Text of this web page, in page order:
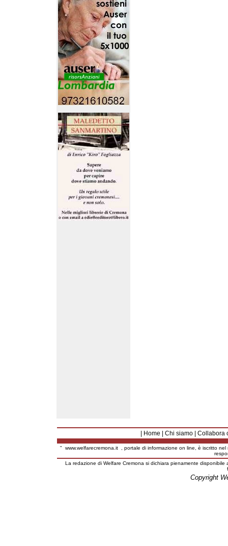
Home Chi siamo Collabora
" www.welfarecremona.it, portale di informazione on line, è iscritto nel
La redazione di Welfare Cremona si dichiara pienamente
Copyright